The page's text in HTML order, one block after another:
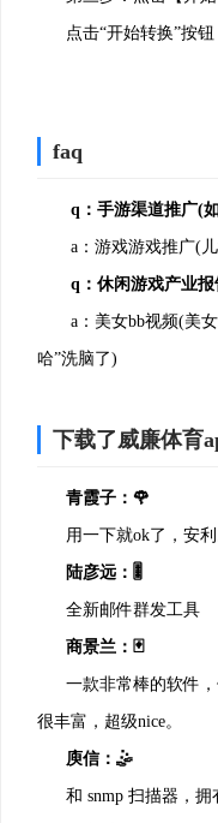
3、安装完成即可使
点击“开始转换”按钮
faq
q：手游渠道推广(如
a：游戏游戏推广(儿
q：休闲游戏产业报
a：美女bb视频(美女
哈”洗脑了)
下载了威廉体育
青霞子：🌹
用一下就ok了，安利
陆彦远：🎚
全新邮件群发工具
商景兰：🃏
一款非常棒的软件，
很丰富，超级nice。
庾信：🤹
和 snmp 扫描器，拥